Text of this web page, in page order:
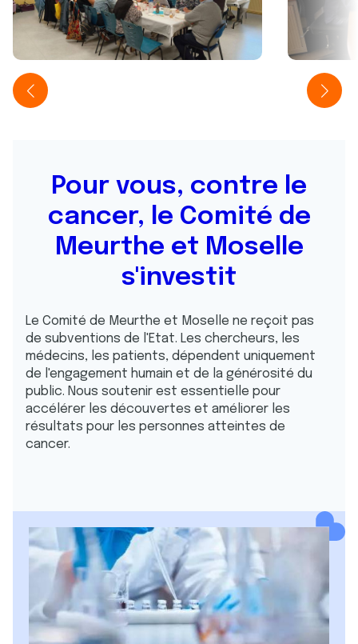
Pour vous, contre le
cancer, le Comité de
Meurthe et Moselle
s'investit
Le Comité de Meurthe et Moselle ne reçoit pas
de subventions de l'Etat. Les chercheurs, les
médecins, les patients, dépendent uniquement
de l'engagement humain et de la générosité du
public. Nous soutenir est essentielle pour
accélérer les découvertes et améliorer les
résultats pour les personnes atteintes de
cancer.